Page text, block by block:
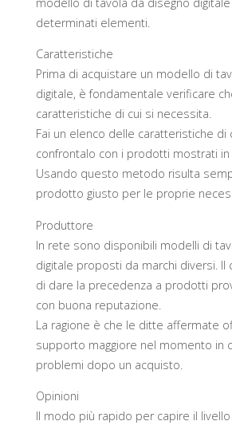
determinati elementi.
Caratteristiche
Prima di acquistare un modello di
digitale, è fondamentale verificare
caratteristiche di cui si necessita.
Fai un elenco delle caratteristiche di
confrontalo con i prodotti mostrati in
Usando questo metodo risulta
prodotto giusto per le proprie
Produttore
In rete sono disponibili modelli di
digitale proposti da marchi diversi. Il
di dare la precedenza a prodotti
con buona reputazione.
La ragione è che le ditte affermate
supporto maggiore nel momento in
problemi dopo un acquisto.
Opinioni
Il modo più rapido per capire il